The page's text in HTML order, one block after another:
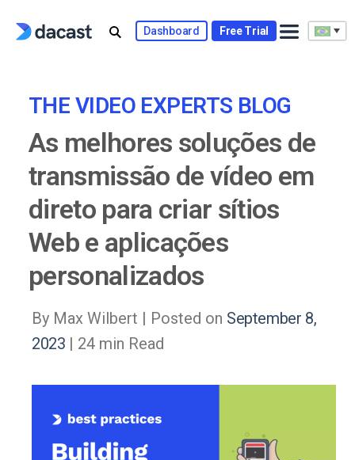
Dashboard Free Trial
THE VIDEO EXPERTS BLOG
As melhores soluções de
transmissão de vídeo em
direto para criar sítios
Web e aplicações
personalizados
By Max Wilbert | Posted on September 8,
2023 | 24 min Read